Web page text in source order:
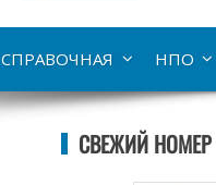
СПРАВОЧНАЯ НПО
СВЕЖИЙ НОМЕР